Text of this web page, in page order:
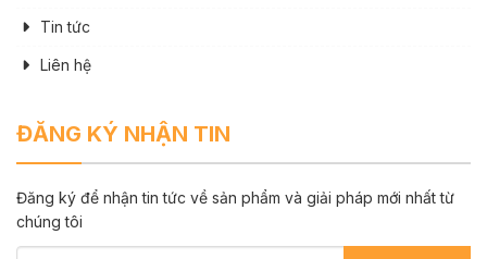
Tin tức
Liên hệ
ĐĂNG KÝ NHẬN TIN
Đăng ký để nhận tin tức về sản phẩm và giải pháp mới nhất từ
chúng tôi